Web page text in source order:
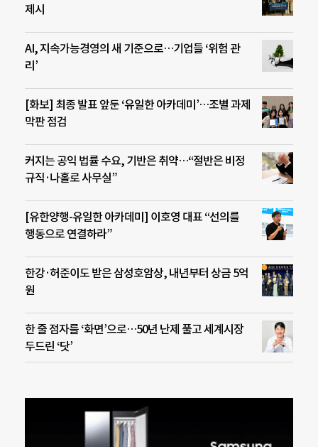
제시
AI, 지속가능경영의 새 기준으로…기업들 ‘위험 관
리’
[화보] 최종 발표 앞둔 ‘유일한 아카데미’…조별 과제
막판 점검
커지는 공익 법률 수요, 기반은 취약…“절반은 비정
규직·나홀로 사무실”
[유한양행-유일한 아카데미] 이호영 대표 “선의를
행동으로 연결하라”
한강·허준이도 받은 삼성호암상, 내년부터 상금 5억
원
한 줄 점자를 ‘화면’으로…50년 난제 풀고 세계시장
두드린 ‘닷’